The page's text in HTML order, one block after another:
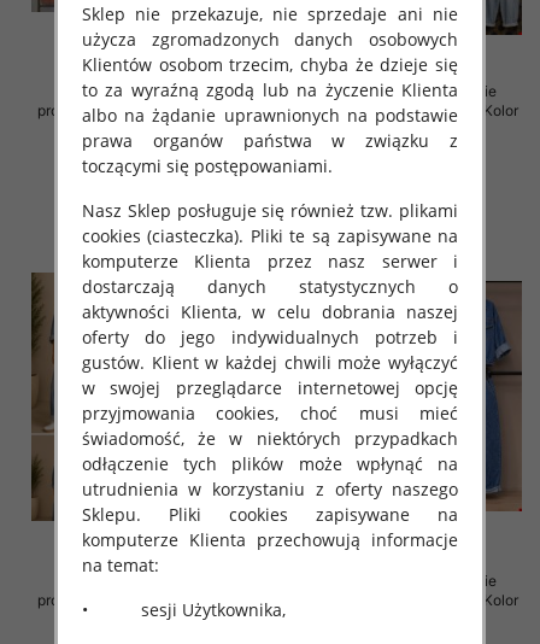
Komplet damskie (Włoskie
produkt) Roz Standard, Mix Kolor
Paczka 5 szt
85.00 zł
Komplet damskie (Włoskie
produkt) Roz Standard, Mix Kolor
Paczka 5 szt
produkt) Roz Standard, Mix Kolor
Paczka 5 szt
Komplet damskie (Włoskie
produkt) Roz Standard, Mix Kolor
Sklep nie przekazuje, nie sprzedaje ani nie
użycza zgromadzonych danych osobowych
Klientów osobom trzecim, chyba że dzieje się
to za wyraźną zgodą lub na życzenie Klienta
albo na żądanie uprawnionych na podstawie
prawa organów państwa w związku z
toczącymi się postępowaniami.
Nasz Sklep posługuje się również tzw. plikami
cookies (ciasteczka). Pliki te są zapisywane na
komputerze Klienta przez nasz serwer i
dostarczają danych statystycznych o
aktywności Klienta, w celu dobrania naszej
oferty do jego indywidualnych potrzeb i
gustów. Klient w każdej chwili może wyłączyć
w swojej przeglądarce internetowej opcję
przyjmowania cookies, choć musi mieć
świadomość, że w niektórych przypadkach
odłączenie tych plików może wpłynąć na
utrudnienia w korzystaniu z oferty naszego
Sklepu. Pliki cookies zapisywane na
komputerze Klienta przechowują informacje
na temat:
• sesji Użytkownika,